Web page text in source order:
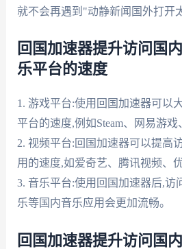
就不会再遇到"动静新闻国外打开
回国加速器提升访问国
乐平台的速度
1. 游戏平台:使用回国加速器可以
平台的速度,例如Steam、网易游戏
2. 视频平台:回国加速器可以提高
用的速度,如爱奇艺、腾讯视频、优
3. 音乐平台:使用回国加速器后,访
乐等国内音乐应用会更加流畅。
回国加速器提升访问国